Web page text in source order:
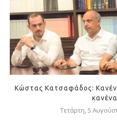
Κώστας Κατσαφάδος:
Τετάρτη, 5